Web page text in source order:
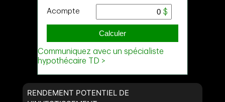
RENDEMENT POTENTIEL DE